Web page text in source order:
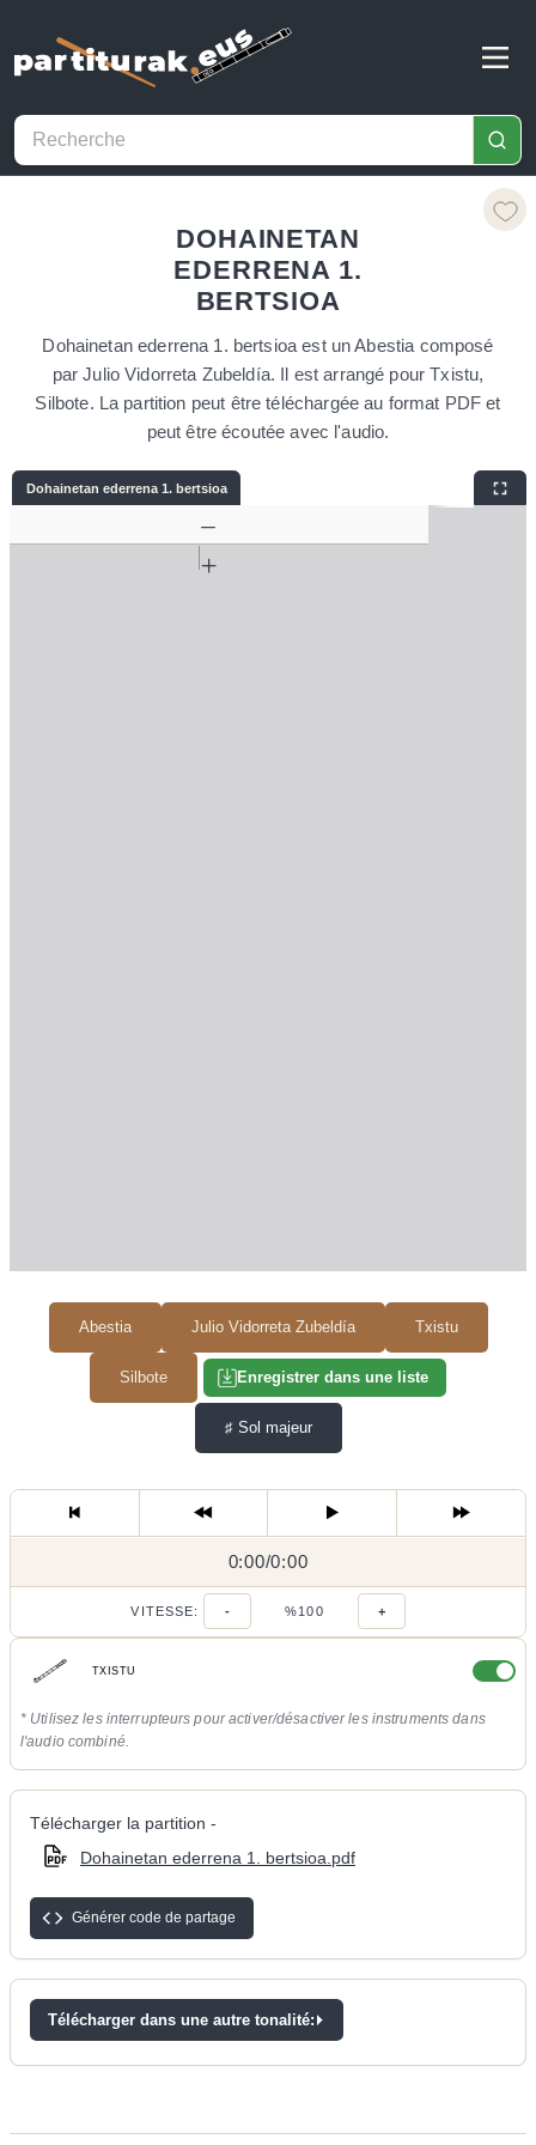
DOHAINETAN
EDERRENA 1.
BERTSIOA
Abestia Julio Vidorreta Zubeldía Txistu
Silbote Enregistrer dans une liste
♯Sol majeur
Dohainetan ederrena 1. bertsioa est un Abestia composé
par Julio Vidorreta Zubeldía. Il est arrangé pour Txistu,
Silbote. La partition peut être téléchargée au format PDF et
peut être écoutée avec l'audio.
0:00/
0:00/0:00
VITESSE: - %100 +
TXISTU
* Utilisez les interrupteurs pour activer/désactiver les instruments dans
l'audio combiné.
Télécharger la partition -
Dohainetan ederrena 1. bertsioa.pdf
Générer code de partage
Télécharger dans une autre tonalité:
Dohainetan ederrena 1. bertsioa